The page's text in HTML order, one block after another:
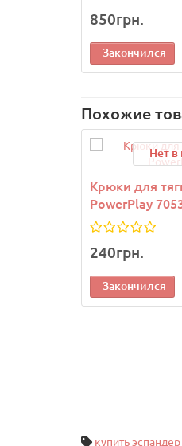
850грн.
Закончился
Похожие
Нет в
Крюки для
PowerPlay
240грн.
Закончился
купить